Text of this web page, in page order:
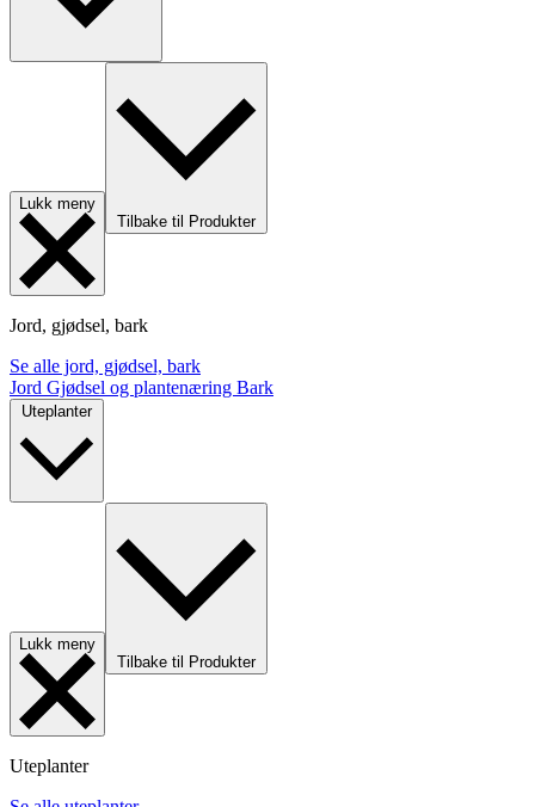
Lukk meny
Tilbake til Produkter
Jord, gjødsel, bark
Se alle jord, gjødsel, bark
Jord Gjødsel og plantenæring Bark
Uteplanter
Lukk meny
Tilbake til Produkter
Uteplanter